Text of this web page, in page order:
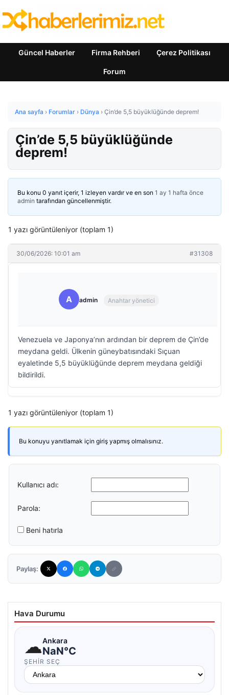
Güncel Haberler Firma Rehberi Çerez Politikası
Forum
Ana sayfa › Forumlar › Dünya › Çin’de 5,5 büyüklüğünde deprem!
Çin’de 5,5 büyüklüğünde
deprem!
Bu konu 0 yanıt içerir, 1 izleyen vardır ve en son 1 ay 1 hafta önce
admin tarafından güncellenmiştir.
1 yazı görüntüleniyor (toplam 1)
30/06/2026: 10:01 am #31308
A admin Anahtar yönetici
Venezuela ve Japonya’nın ardından bir deprem de Çin’de
meydana geldi. Ülkenin güneybatısındaki Sıçuan
eyaletinde 5,5 büyüklüğünde deprem meydana geldiği
bildirildi.
1 yazı görüntüleniyor (toplam 1)
Bu konuyu yanıtlamak için giriş yapmış olmalısınız.
Kullanıcı adı:
Parola:
Beni hatırla
Paylaş:
Hava Durumu
☁Ankara
NaN°C
ŞEHIR SEÇ